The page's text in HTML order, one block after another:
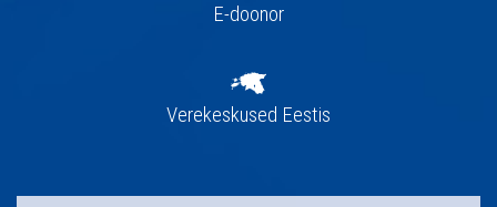
E-doonor
Verekeskused Eestis